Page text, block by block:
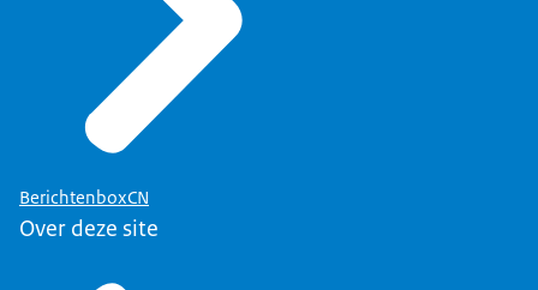
BerichtenboxCN
Over deze site